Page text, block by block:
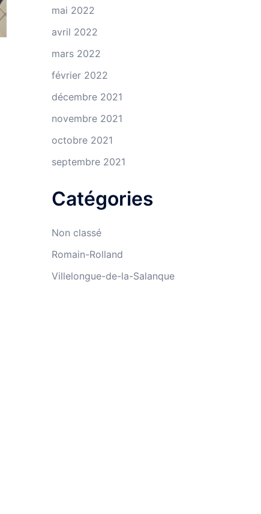
mai 2022
avril 2022
mars 2022
février 2022
décembre 2021
novembre 2021
octobre 2021
septembre 2021
Catégories
Non classé
Romain-Rolland
Villelongue-de-la-Salanque